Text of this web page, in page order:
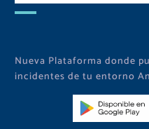
Nueva Plataforma donde
incidentes de tu entorno